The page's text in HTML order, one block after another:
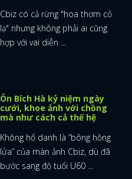
Cbiz có cả rừng "hoa thơm cỏ
lạ" nhưng không phải ai cũng
hợp với vai diễn ...
Ôn Bích Hà kỷ niệm ngày
cưới, khoe ảnh với chồng
mà như cách cả thế hệ
Không hổ danh là “bông hồng
lửa” của màn ảnh Cbiz, dù đã
bước sang độ tuổi U60 ...